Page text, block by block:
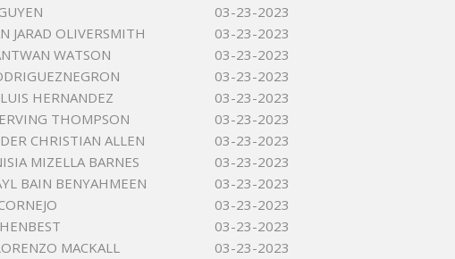
03-23-2023
JARAD OLIVERSMITH
03-23-2023
WATSON
03-23-2023
03-23-2023
HERNANDEZ
03-23-2023
THOMPSON
03-23-2023
CHRISTIAN ALLEN
03-23-2023
MIZELLA BARNES
03-23-2023
BAIN BENYAHMEEN
03-23-2023
03-23-2023
03-23-2023
MACKALL
03-23-2023